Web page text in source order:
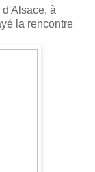
à
la rencontre